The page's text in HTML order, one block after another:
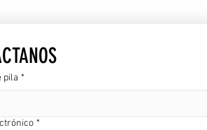
pila *
*